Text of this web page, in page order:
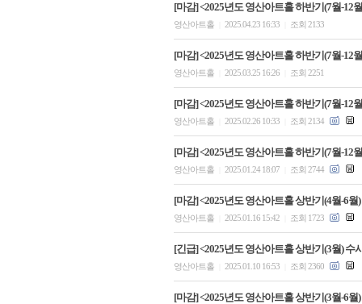
[마감] <2025년도 영산아트홀 하반기(7월-12
영산아트홀 2025.04.23 16:33 조회 2133
[마감] <2025년도 영산아트홀 하반기(7월-12
영산아트홀 2025.03.25 16:26 조회 2251
[마감] <2025년도 영산아트홀 하반기(7월-12
영산아트홀 2025.02.26 10:33 조회 2134
[마감] <2025년도 영산아트홀 하반기(7월-12
영산아트홀 2025.01.24 18:07 조회 2744
[마감] <2025년도 영산아트홀 상반기(4월-6월
영산아트홀 2025.01.16 15:42 조회 1723
[긴급] <2025년도 영산아트홀 상반기(3월) 수
영산아트홀 2025.01.10 16:53 조회 2360
[마감] <2025년도 영산아트홀 상반기(3월-6월